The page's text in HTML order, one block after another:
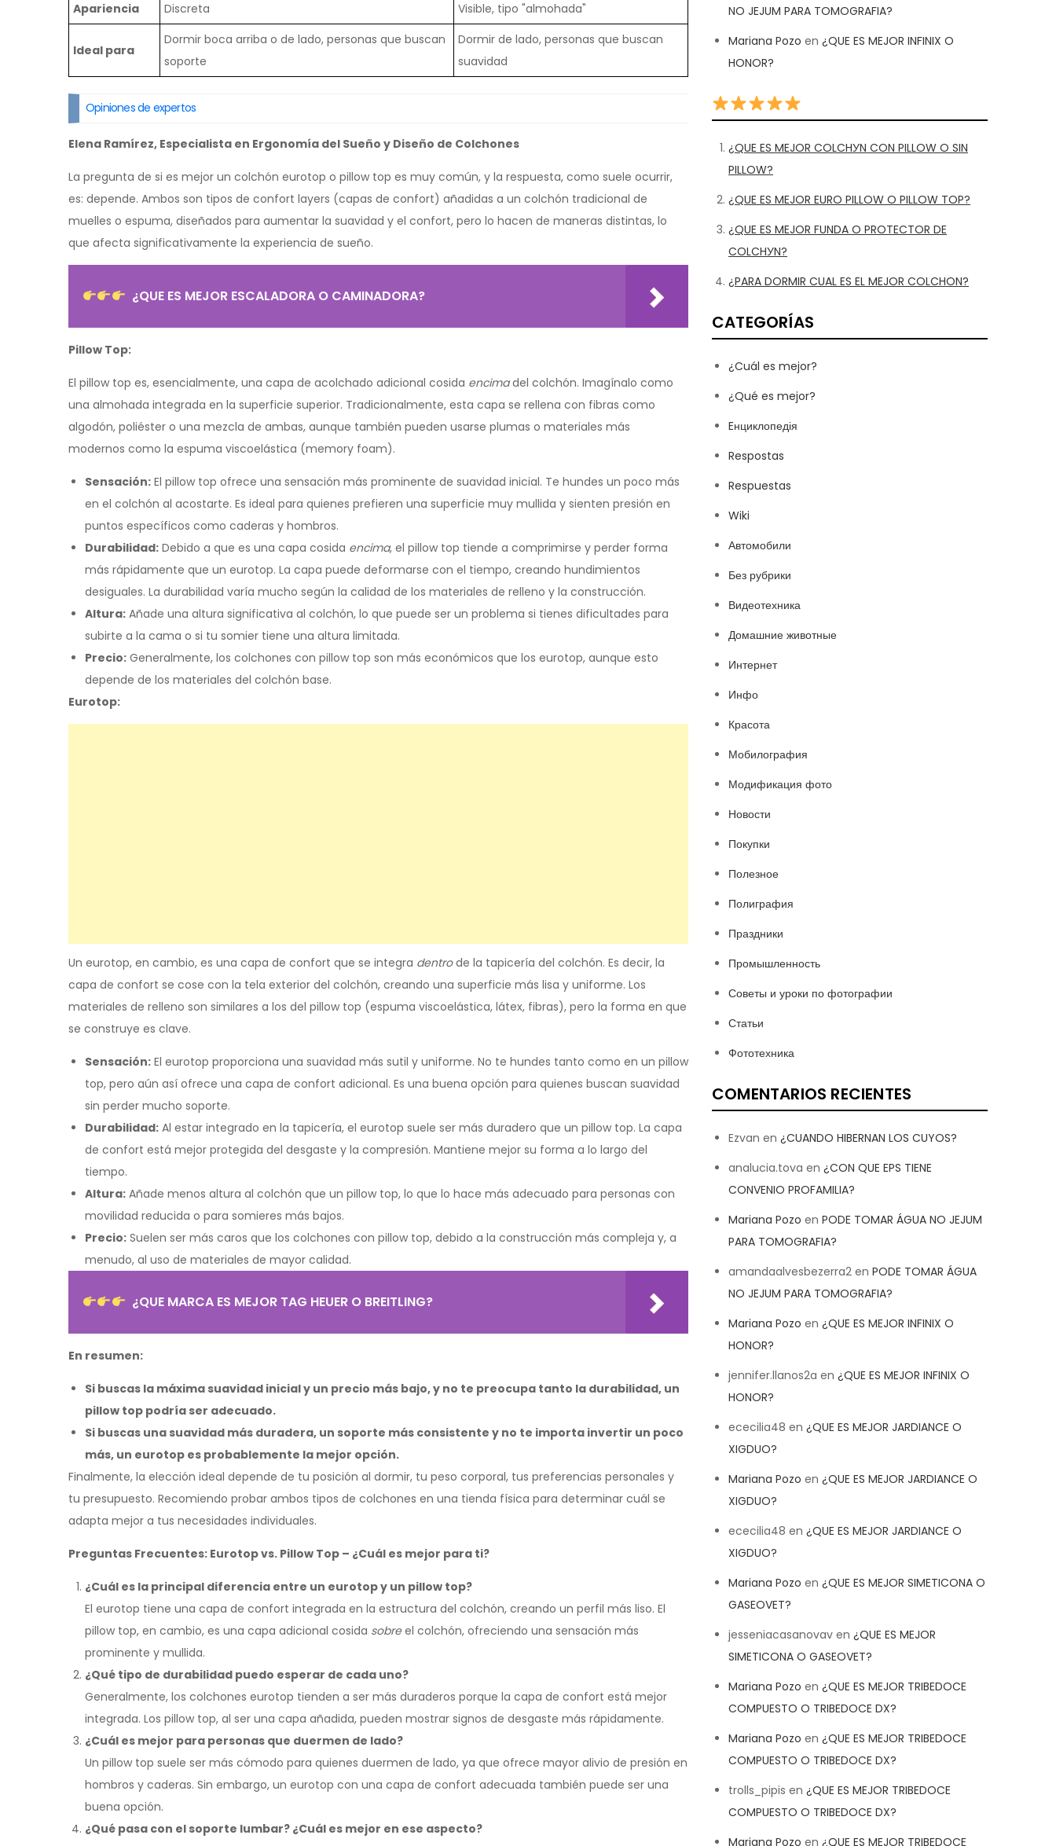
Apariencia
Discreta Visible, tipo "almohada"
Ideal para
Dormir boca arriba o de lado, personas que buscan
soporte
Dormir de lado, personas que buscan
suavidad
Opiniones de expertos
Elena Ramírez, Especialista en Ergonomía del Sueño y Diseño de Colchones
La pregunta de si es mejor un colchón eurotop o pillow top es muy común, y la respuesta, como suele ocurrir,
es: depende. Ambos son tipos de confort layers (capas de confort) añadidas a un colchón tradicional de
muelles o espuma, diseñados para aumentar la suavidad y el confort, pero lo hacen de maneras distintas, lo
que afecta significativamente la experiencia de sueño.
¿QUE ES MEJOR ESCALADORA O CAMINADORA?
Pillow Top:
El pillow top es, esencialmente, una capa de acolchado adicional cosida encimadel colchón. Imagínalo como
una almohada integrada en la superficie superior. Tradicionalmente, esta capa se rellena con fibras como
algodón, poliéster o una mezcla de ambas, aunque también pueden usarse plumas o materiales más
modernos como la espuma viscoelástica (memory foam).
Sensación: El pillow top ofrece una sensación más prominente de suavidad inicial. Te hundes un poco más
en el colchón al acostarte. Es ideal para quienes prefieren una superficie muy mullida y sienten presión en
puntos específicos como caderas y hombros.
Durabilidad: Debido a que es una capa cosida encima, el pillow top tiende a comprimirse y perder forma
más rápidamente que un eurotop. La capa puede deformarse con el tiempo, creando hundimientos
desiguales. La durabilidad varía mucho según la calidad de los materiales de relleno y la construcción.
Altura: Añade una altura significativa al colchón, lo que puede ser un problema si tienes dificultades para
subirte a la cama o si tu somier tiene una altura limitada.
Precio: Generalmente, los colchones con pillow top son más económicos que los eurotop, aunque esto
depende de los materiales del colchón base.
Eurotop:
Un eurotop, en cambio, es una capa de confort que se integra dentrode la tapicería del colchón. Es decir, la
capa de confort se cose con la tela exterior del colchón, creando una superficie más lisa y uniforme. Los
materiales de relleno son similares a los del pillow top (espuma viscoelástica, látex, fibras), pero la forma en que
se construye es clave.
Sensación: El eurotop proporciona una suavidad más sutil y uniforme. No te hundes tanto como en un pillow
top, pero aún así ofrece una capa de confort adicional. Es una buena opción para quienes buscan suavidad
sin perder mucho soporte.
Durabilidad: Al estar integrado en la tapicería, el eurotop suele ser más duradero que un pillow top. La capa
de confort está mejor protegida del desgaste y la compresión. Mantiene mejor su forma a lo largo del
tiempo.
Altura: Añade menos altura al colchón que un pillow top, lo que lo hace más adecuado para personas con
movilidad reducida o para somieres más bajos.
Precio: Suelen ser más caros que los colchones con pillow top, debido a la construcción más compleja y, a
menudo, al uso de materiales de mayor calidad.
¿QUE MARCA ES MEJOR TAG HEUER O BREITLING?
En resumen:
Si buscas la máxima suavidad inicial y un precio más bajo, y no te preocupa tanto la durabilidad, un
pillow top podría ser adecuado.
Si buscas una suavidad más duradera, un soporte más consistente y no te importa invertir un poco
más, un eurotop es probablemente la mejor opción.
Finalmente, la elección ideal depende de tu posición al dormir, tu peso corporal, tus preferencias personales y
tu presupuesto. Recomiendo probar ambos tipos de colchones en una tienda física para determinar cuál se
adapta mejor a tus necesidades individuales.
Preguntas Frecuentes: Eurotop vs. Pillow Top – ¿Cuál es mejor para ti?
¿Cuál es la principal diferencia entre un eurotop y un pillow top?
El eurotop tiene una capa de confort integrada en la estructura del colchón, creando un perfil más liso. El
pillow top, en cambio, es una capa adicional cosida sobreel colchón, ofreciendo una sensación más
prominente y mullida.
¿Qué tipo de durabilidad puedo esperar de cada uno?
Generalmente, los colchones eurotop tienden a ser más duraderos porque la capa de confort está mejor
integrada. Los pillow top, al ser una capa añadida, pueden mostrar signos de desgaste más rápidamente.
¿Cuál es mejor para personas que duermen de lado?
Un pillow top suele ser más cómodo para quienes duermen de lado, ya que ofrece mayor alivio de presión en
hombros y caderas. Sin embargo, un eurotop con una capa de confort adecuada también puede ser una
buena opción.
¿Qué pasa con el soporte lumbar? ¿Cuál es mejor en ese aspecto?
NO JEJUM PARA TOMOGRAFIA?
Mariana Pozo en ¿QUE ES MEJOR INFINIX O
HONOR?
¿QUE ES MEJOR COLCHУN CON PILLOW O SIN
PILLOW?
¿QUE ES MEJOR EURO PILLOW O PILLOW TOP?
¿QUE ES MEJOR FUNDA O PROTECTOR DE
COLCHУN?
¿PARA DORMIR CUAL ES EL MEJOR COLCHON?
CATEGORÍAS
¿Cuál es mejor?
¿Qué es mejor?
Eнциклопедія
Respostas
Respuestas
Wiki
Автомобили
Без рубрики
Видеотехника
Домашние животные
Интернет
Инфо
Красота
Мобилография
Модификация фото
Новости
Покупки
Полезное
Полиграфия
Праздники
Промышленность
Советы и уроки по фотографии
Статьи
Фототехника
COMENTARIOS RECIENTES
Ezvan en ¿CUANDO HIBERNAN LOS CUYOS?
analucia.tova en ¿CON QUE EPS TIENE
CONVENIO PROFAMILIA?
Mariana Pozo en PODE TOMAR ÁGUA NO JEJUM
PARA TOMOGRAFIA?
amandaalvesbezerra2 en PODE TOMAR ÁGUA
NO JEJUM PARA TOMOGRAFIA?
Mariana Pozo en ¿QUE ES MEJOR INFINIX O
HONOR?
jennifer.llanos2a en ¿QUE ES MEJOR INFINIX O
HONOR?
ececilia48 en ¿QUE ES MEJOR JARDIANCE O
XIGDUO?
Mariana Pozo en ¿QUE ES MEJOR JARDIANCE O
XIGDUO?
ececilia48 en ¿QUE ES MEJOR JARDIANCE O
XIGDUO?
Mariana Pozo en ¿QUE ES MEJOR SIMETICONA O
GASEOVET?
jesseniacasanovav en ¿QUE ES MEJOR
SIMETICONA O GASEOVET?
Mariana Pozo en ¿QUE ES MEJOR TRIBEDOCE
COMPUESTO O TRIBEDOCE DX?
Mariana Pozo en ¿QUE ES MEJOR TRIBEDOCE
COMPUESTO O TRIBEDOCE DX?
trolls_pipis en ¿QUE ES MEJOR TRIBEDOCE
COMPUESTO O TRIBEDOCE DX?
Mariana Pozo en ¿QUE ES MEJOR TRIBEDOCE